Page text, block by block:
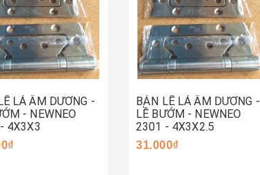
LÁ ÂM DƯƠNG -
- NEWNEO
4X3X3
BẢN LỀ LÁ ÂM DƯƠNG -
LỀ BƯỚM - NEWNEO
2301 - 4X3X2.5
31.000₫